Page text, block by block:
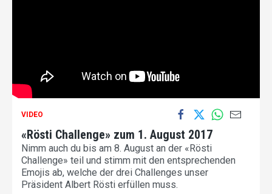
VIDEO
«Rösti Challenge» zum 1. August 2017
Nimm auch du bis am 8. August an der «Rösti
Challenge» teil und stimm mit den entsprechenden
Emojis ab, welche der drei Challenges unser
Präsident Albert Rösti erfüllen muss.